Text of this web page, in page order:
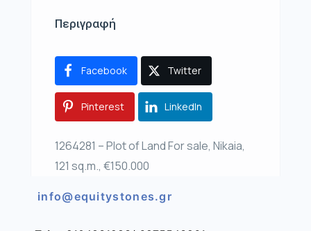
Περιγραφή
Facebook Twitter
Pinterest LinkedIn
1264281 – Plot of Land For sale, Nikaia,
121 sq.m., €150.000
info@equitystones.gr